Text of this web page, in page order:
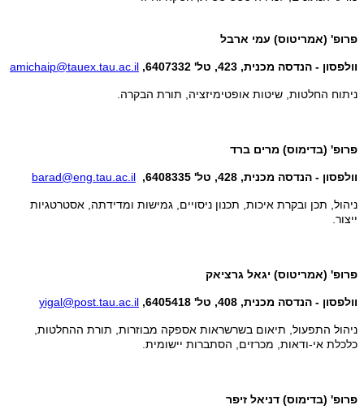
פרופ' (אמריטוס) עמי ארבל
וולפסון - הנדסה מכנית, 423, טל' 6407332, amichaip@tauex.tau.ac.il
ניתוח החלטות, שיטות אופטימיזציה, תורת הבקרה.
פרופ' (בדימוס) מרים ברד
וולפסון - הנדסה מכנית, 428, טל' 6408335, barad@eng.tau.ac.il
ניהול, תכן ובקרת איכות, תכנון ניסויים, גמישות ומדידתה, אסטרטגיות
ייצור.
פרופ' (אמריטוס) יגאל גרציאק
וולפסון - הנדסה מכנית, 408, טל' 6405418, yigal@post.tau.ac.il
ניהול התפעול, תיאום בשרשראות אספקה מבוזרות, תורת ההחלטות,
כלכלת אי-ודאות, מכרזים, הסתברות יישומית.
פרופ' (בדימוס) דניאל זיפר